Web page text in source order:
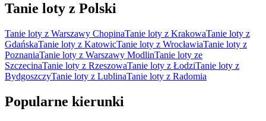
Tanie loty z Polski
Tanie loty z Warszawy ChopinaTanie loty z KrakowaTanie loty z
GdańskaTanie loty z KatowicTanie loty z WrocławiaTanie loty z
PoznaniaTanie loty z Warszawy ModlinTanie loty ze
SzczecinaTanie loty z RzeszowaTanie loty z ŁodziTanie loty z
BydgoszczyTanie loty z LublinaTanie loty z Radomia
Popularne kierunki